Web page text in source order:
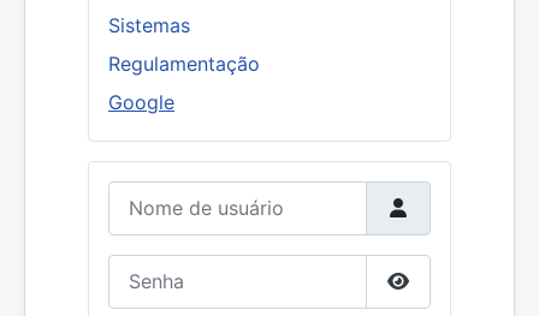
Sistemas
Regulamentação
Google
Nome de usuário
Mostrar senha